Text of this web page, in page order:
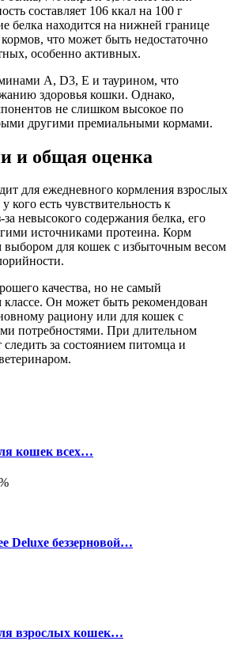
составляет 106 ккал на 100 г
белка находится на нижней границе
что может быть недостаточно
особенно активных.
A, D3, E и таурином, что
здоровья кошки. Однако,
не слишком высокое по
другими премиальными кормами.
и общая оценка
для ежедневного кормления взрослых
кого есть чувствительность к
невысокого содержания белка, его
источниками протеина. Корм
для кошек с избыточным весом
качества, но не самый
Он может быть рекомендован
рациону или для кошек с
потребностями. При длительном
за состоянием питомца и
кошек всех…
Deluxe беззерновой…
взрослых кошек…